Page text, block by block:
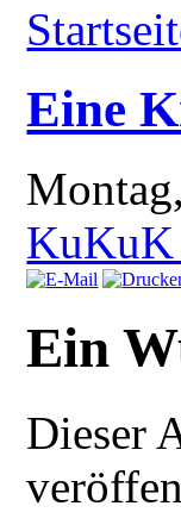
Eine
KuKuK
Ein
Dieser